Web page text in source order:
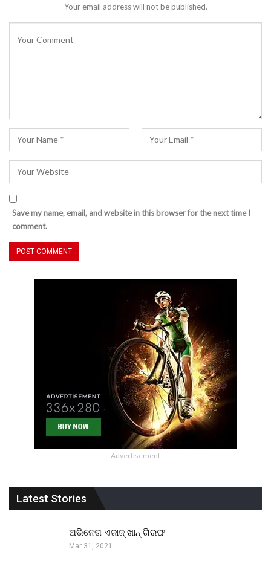
Your email address will not be published.
Save my name, email, and website in this browser for the next time I
comment.
- Advertisement -
Latest Stories
ଅଭିନେତା ଏଜାଜ୍ ଖାନ୍ ଗିରଫ
Mar 31, 2021